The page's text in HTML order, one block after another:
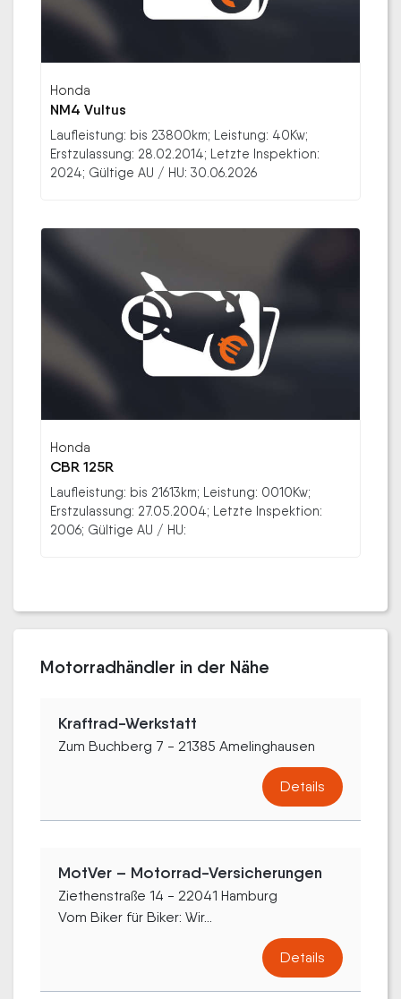
Honda
NM4 Vultus
Laufleistung: bis 23800km; Leistung: 40Kw;
Erstzulassung: 28.02.2014; Letzte Inspektion:
2024; Gültige AU / HU: 30.06.2026
Honda
CBR 125R
Laufleistung: bis 21613km; Leistung: 0010Kw;
Erstzulassung: 27.05.2004; Letzte Inspektion:
2006; Gültige AU / HU:
Motorradhändler in der Nähe
Kraftrad-Werkstatt
Zum Buchberg 7 - 21385 Amelinghausen
Details
MotVer – Motorrad-Versicherungen
Ziethenstraße 14 - 22041 Hamburg
Vom Biker für Biker: Wir...
Details